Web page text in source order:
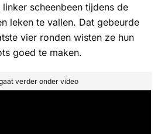
scheenbeen tijdens de
leken te vallen. Dat gebeurde
vier ronden wisten ze hun
goed te maken.
verder onder video